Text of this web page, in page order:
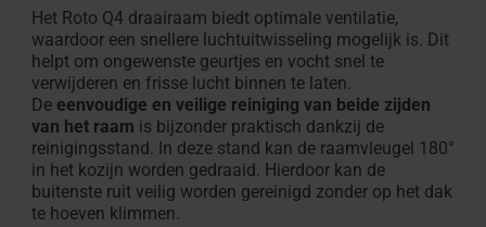
Het Roto Q4 draairaam biedt optimale ventilatie,
waardoor een snellere luchtuitwisseling mogelijk is. Dit
helpt om ongewenste geurtjes en vocht snel te
verwijderen en frisse lucht binnen te laten.
De eenvoudige en veilige reiniging van beide zijden
van het raam is bijzonder praktisch dankzij de
reinigingsstand. In deze stand kan de raamvleugel 180°
in het kozijn worden gedraaid. Hierdoor kan de
buitenste ruit veilig worden gereinigd zonder op het dak
te hoeven klimmen.